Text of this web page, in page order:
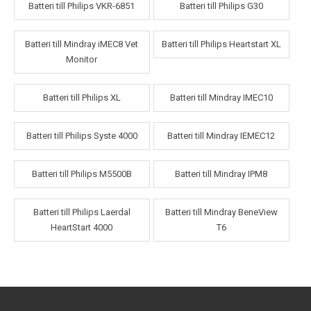
Batteri till Philips VKR-6851 Batteri till Philips G30
Batteri till Mindray iMEC8 Vet
Monitor
Batteri till Philips Heartstart XL
Batteri till Philips XL Batteri till Mindray IMEC10
Batteri till Philips Syste 4000 Batteri till Mindray IEMEC12
Batteri till Philips M5500B Batteri till Mindray IPM8
Batteri till Philips Laerdal
HeartStart 4000
Batteri till Mindray BeneView
T6